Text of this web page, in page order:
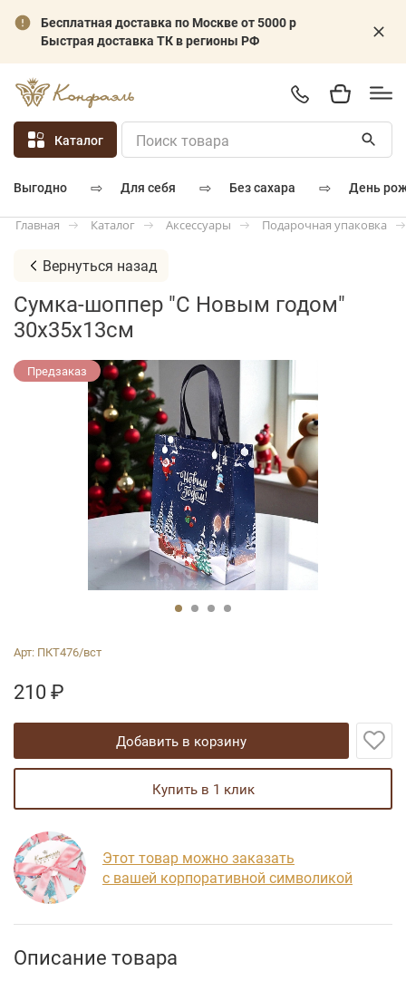
Бесплатная доставка по Москве от 5000 р
Быстрая доставка ТК в регионы РФ
Каталог
выгодно ⇨ для себя ⇨ без сахара ⇨ день
Главная Каталог Аксессуары Подарочная упаковка
Вернуться назад
Сумка-шоппер "С Новым годом"
30х35х13см
Предзаказ
Арт: ПКТ476/вст
210 ₽
добавить в корзину
купить в 1 клик
Этот товар можно заказать
с вашей корпоративной символикой
Описание товара